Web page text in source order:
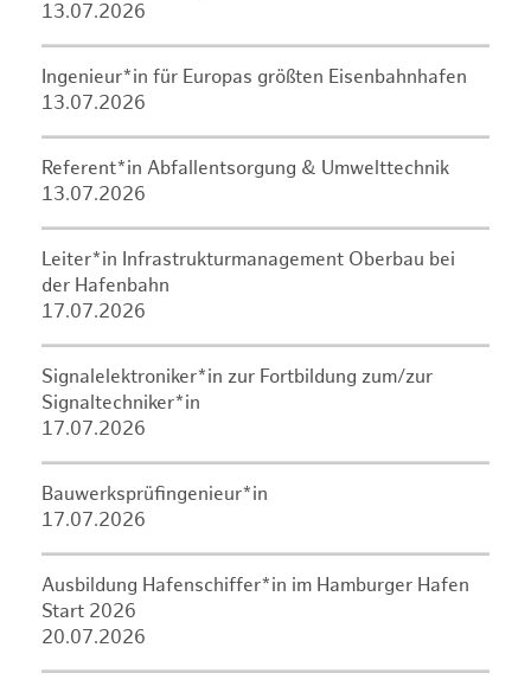
13.07.2026
Ingenieur*in für Europas größten Eisenbahnhafen
13.07.2026
Referent*in Abfallentsorgung & Umwelttechnik
13.07.2026
Leiter*in Infrastrukturmanagement Oberbau bei
der Hafenbahn
17.07.2026
Signalelektroniker*in zur Fortbildung zum/zur
Signaltechniker*in
17.07.2026
Bauwerksprüfingenieur*in
17.07.2026
Ausbildung Hafenschiffer*in im Hamburger Hafen
Start 2026
20.07.2026